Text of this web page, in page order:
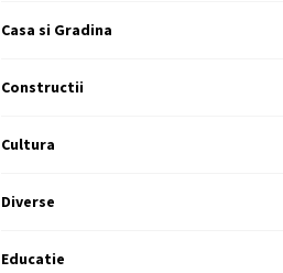
Casa si Gradina
Constructii
Cultura
Diverse
Educatie